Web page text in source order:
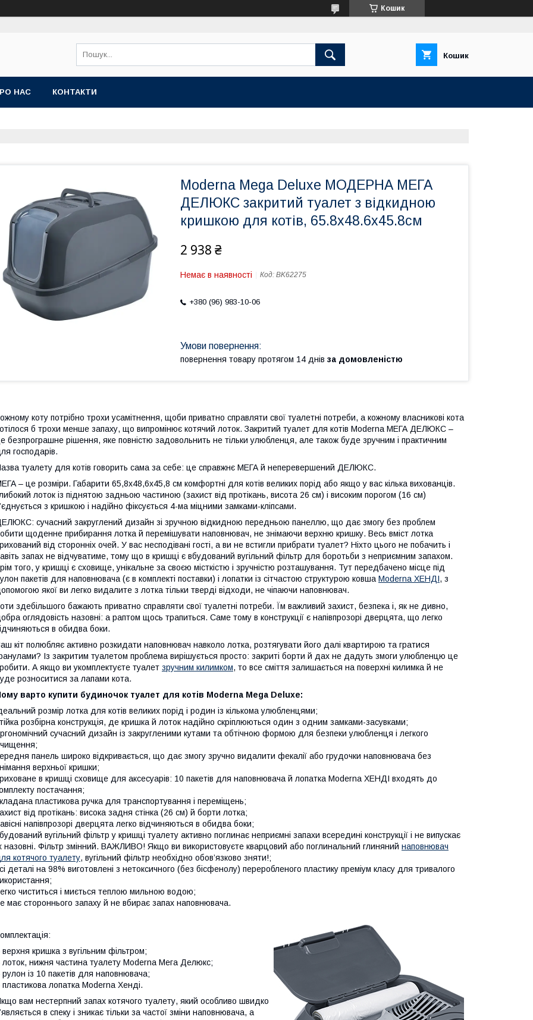
Кошик
Кошик
НАС КОНТАКТИ
Moderna Mega Deluxe МОДЕРНА МЕГА
ДЕЛЮКС закритий туалет з відкидною
кришкою для котів, 65.8х48.6х45.8см
2 938 ₴
Немає в наявності Код: BK62275
+380 (96) 983-10-06
повернення товару протягом 14 днів за домовленістю
коту потрібно трохи усамітнення, щоби приватно справляти свої туалетні потреби, а кожному власникові кота
б трохи менше запаху, що випромінює котячий лоток. Закритий туалет для котів Moderna МЕГА ДЕЛЮКС –
безпрограшне рішення, яке повністю задовольнить не тільки улюбленця, але також буде зручним і практичним
господарів.
туалету для котів говорить сама за себе: це справжнє МЕГА й неперевершений ДЕЛЮКС.
– це розміри. Габарити 65,8х48,6х45,8 см комфортні для котів великих порід або якщо у вас кілька вихованців.
лоток із піднятою задньою частиною (захист від протікань, висота 26 см) і високим порогом (16 см)
з кришкою і надійно фіксується 4-ма міцними замками-кліпсами.
сучасний закруглений дизайн зі зручною відкидною передньою панеллю, що дає змогу без проблем
щоденне прибирання лотка й перемішувати наповнювач, не знімаючи верхню кришку. Весь вміст лотка
від сторонніх очей. У вас несподівані гості, а ви не встигли прибрати туалет? Ніхто цього не побачить і
запах не відчуватиме, тому що в кришці є вбудований вугільний фільтр для боротьби з неприємним запахом.
того, у кришці є сховище, унікальне за своєю місткістю і зручністю розташування. Тут передбачено місце під
пакетів для наповнювача (є в комплекті поставки) і лопатки із сітчастою структурою ковшаModerna ХЕНДІ, з
якої ви легко видалите з лотка тільки тверді відходи, не чіпаючи наповнювач.
здебільшого бажають приватно справляти свої туалетні потреби. Їм важливий захист, безпека і, як не дивно,
оглядовість назовні: а раптом щось трапиться. Саме тому в конструкції є напівпрозорі дверцята, що легко
в обидва боки.
кіт полюбляє активно розкидати наповнювач навколо лотка, розтягувати його далі квартирою та гратися
Із закритим туалетом проблема вирішується просто: закриті борти й дах не дадуть змоги улюбленцю це
А якщо ви укомплектуєте туалет зручним килимком, то все сміття залишається на поверхні килимка й не
розноситися за лапами кота.
варто купити будиночок туалет для котів Moderna Mega Deluxe:
розмір лотка для котів великих порід і родин із кількома улюбленцями;
розбірна конструкція, де кришка й лоток надійно скріплюються один з одним замками-засувками;
сучасний дизайн із закругленими кутами та обтічною формою для безпеки улюбленця і легкого
панель широко відкривається, що дає змогу зручно видалити фекалії або грудочки наповнювача без
верхньої кришки;
в кришці сховище для аксесуарів: 10 пакетів для наповнювача й лопатка Moderna ХЕНДІ входять до
постачання;
пластикова ручка для транспортування і переміщень;
від протікань: висока задня стінка (26 см) й борти лотка;
напівпрозорі дверцята легко відчиняються в обидва боки;
вугільний фільтр у кришці туалету активно поглинає неприємні запахи всередині конструкції і не випускає
назовні. Фільтр змінний. ВАЖЛИВО! Якщо ви використовуєте кварцовий або поглинальний глиняний наповнювач
котячого туалету, вугільний фільтр необхідно обов’язково зняти!;
деталі на 98% виготовлені з нетоксичного (без бісфенолу) переробленого пластику преміум класу для тривалого
чиститься і миється теплою мильною водою;
має стороннього запаху й не вбирає запах наповнювача.
верхня кришка з вугільним фільтром;
лоток, нижня частина туалету Moderna Мега Делюкс;
рулон із 10 пакетів для наповнювача;
пластикова лопатка Moderna Хенді.
вам нестерпний запах котячого туалету, який особливо швидко
в спеку і зникає тільки за частої зміни наповнювача, а